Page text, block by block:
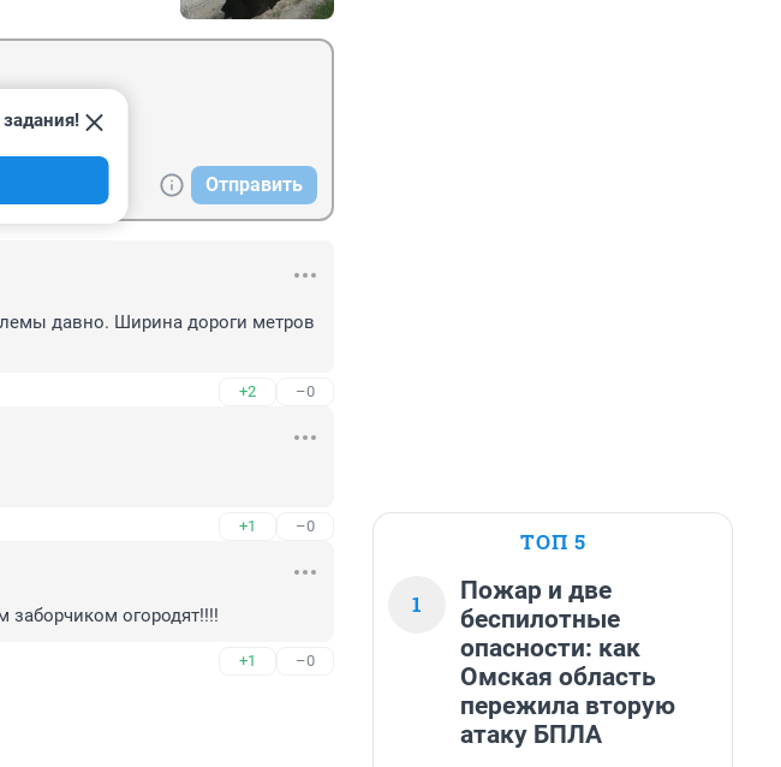
Отправить
давно. Ширина дороги метров
+2 –0
+1 –0
заборчиком огородят!!!!
+1 –0
ТОП 5
1
Пожар и две
беспилотные
опасности: как
Омская область
пережила вторую
атаку БПЛА